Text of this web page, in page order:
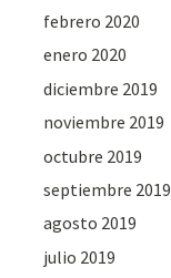
febrero 2020
enero 2020
diciembre 2019
noviembre 2019
octubre 2019
septiembre 2019
agosto 2019
julio 2019